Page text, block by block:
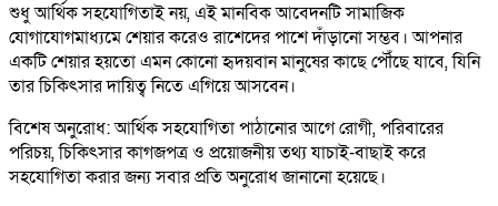
শুধু আর্থিক সহযোগিতাই নয়, এই মানবিক আবেদনটি সামাজিক
যোগাযোগমাধ্যমে শেয়ার করেও রাশেদের পাশে দাঁড়ানো সম্ভব। আপনার
একটি শেয়ার হয়তো এমন কোনো হৃদয়বান মানুষের কাছে পৌঁছে যাবে, যিনি
তার চিকিৎসার দায়িত্ব নিতে এগিয়ে আসবেন।
বিশেষ অনুরোধ: আর্থিক সহযোগিতা পাঠানোর আগে রোগী, পরিবারের
পরিচয়, চিকিৎসার কাগজপত্র ও প্রয়োজনীয় তথ্য যাচাই-বাছাই করে
সহযোগিতা করার জন্য সবার প্রতি অনুরোধ জানানো হয়েছে।